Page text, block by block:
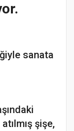
şişe,